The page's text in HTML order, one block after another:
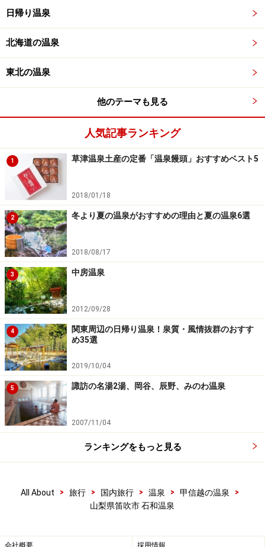
日帰り温泉
北海道の温泉
東北の温泉
他のテーマも見る
人気記事ランキング
1 草津温泉土産の定番「温泉饅頭」おすすめベスト5
2018/01/18
2 冬より夏の温泉がおすすめの理由と夏の温泉6選
2018/08/17
3 中房温泉
2012/09/28
4
関東周辺の日帰り温泉！泉質・風情抜群のおすす
め35選
2019/10/04
5 諏訪の名湯2湯、岡谷、辰野、みのわ温泉
2007/11/04
ランキングをもっと見る
All About > 旅行 > 国内旅行 > 温泉 > 甲信越の温泉
>
山梨県笛吹市 石和温泉
会社概要 採用情報